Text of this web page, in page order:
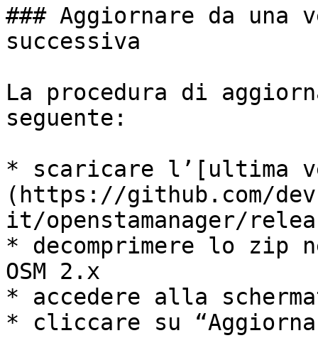
### Aggiornare da una
successiva
La procedura di
seguente:
* scaricare l’[ultima
(https://github.com/
it/openstamanager/
* decomprimere lo
OSM 2.x
* accedere alla
* cliccare su